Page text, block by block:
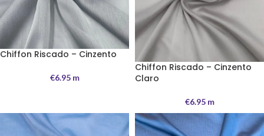
Chiffon Riscado – Cinzento
€6.95m
Chiffon Riscado – Cinzento
Claro
€6.95m